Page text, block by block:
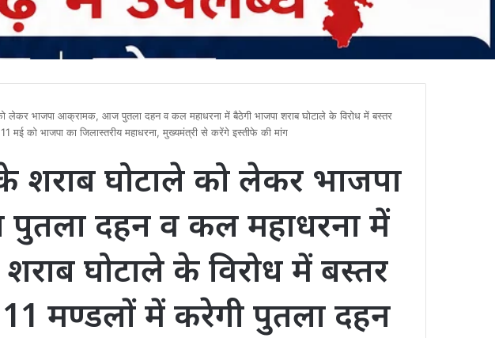
लेकर भाजपा आक्रामक, आज पुतला दहन व कल महाधरना में बैठेगी भाजपा शराब घोटाले के विरोध में बस्तर
को भाजपा का जिलास्तरीय महाधरना, मुख्यमंत्री से करेंगे इस्तीफे की मांग
शराब घोटाले को लेकर भाजपा
दहन व कल महाधरना में
घोटाले के विरोध में बस्तर
मण्डलों में करेगी पुतला दहन